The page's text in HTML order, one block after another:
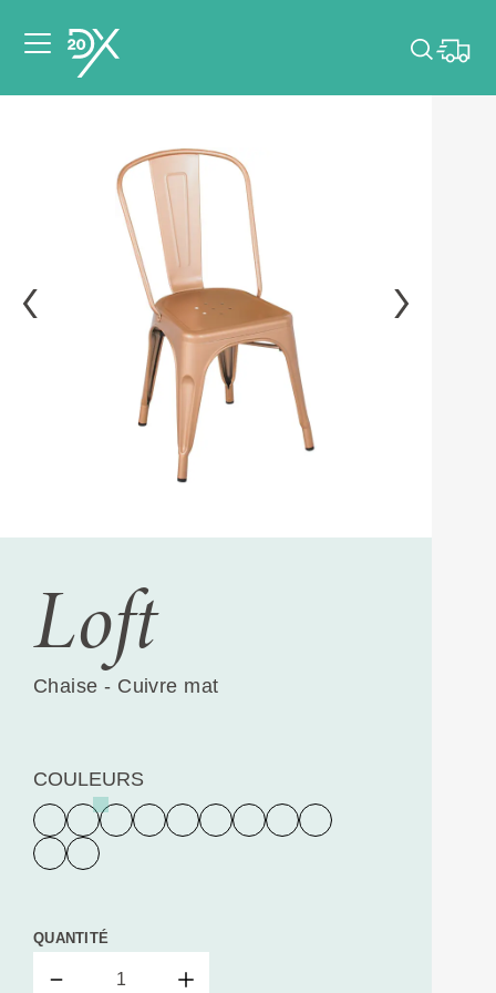
dates de votre
événement.
Choisir mes dates
Loft
Chaise - Cuivre mat
COULEURS
QUANTITÉ